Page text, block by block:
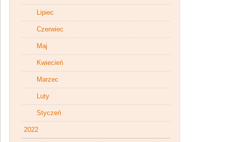
Lipiec
Czerwiec
Maj
Kwiecień
Marzec
Luty
Styczeń
2022